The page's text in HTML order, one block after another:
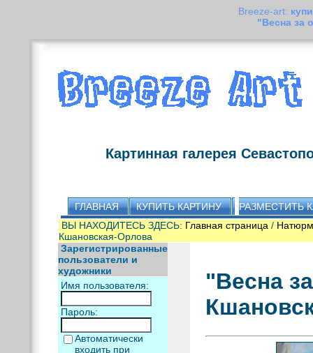
Breeze-art:
"Весна за
Картинная галерея
ГЛАВНАЯ КУПИТЬ КАРТИНУ
РАЗМЕСТИТЬ
ВЫ НАХОДИТЕСЬ ЗДЕСЬ: Главная страница /
Кшановская-Орлова
Зарегистрированные
пользователи и
художники
Имя пользователя:
Пароль:
Автоматически
входить при
"Весна